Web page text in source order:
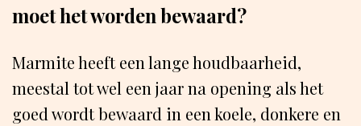
moet het worden bewaard?
Marmite heeft een lange houdbaarheid,
meestal tot wel een jaar na opening als het
goed wordt bewaard in een koele, donkere en